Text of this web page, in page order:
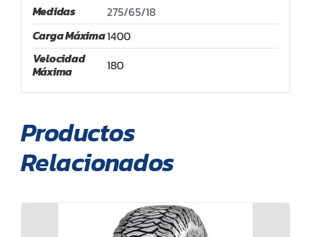
Medidas
275/65/18
Carga Máxima1400
Velocidad
Máxima 180
Productos
Relacionados